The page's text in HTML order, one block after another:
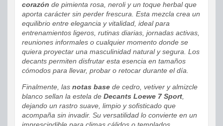
corazón de pimienta rosa, neroli y un toque herbal que
aporta carácter sin perder frescura. Esta mezcla crea un
equilibrio entre elegancia y vitalidad, ideal para
entrenamientos ligeros, rutinas diarias, jornadas activas,
reuniones informales o cualquier momento donde se
quiera proyectar una masculinidad natural y segura. Los
decants permiten disfrutar esta esencia en tamaños
cómodos para llevar, probar o retocar durante el día.
Finalmente, las notas base de cedro, vetiver y almizcle
blanco sellan la estela de Decants Loewe 7 Sport,
dejando un rastro suave, limpio y sofisticado que
acompaña sin invadir. Su versatilidad lo convierte en un